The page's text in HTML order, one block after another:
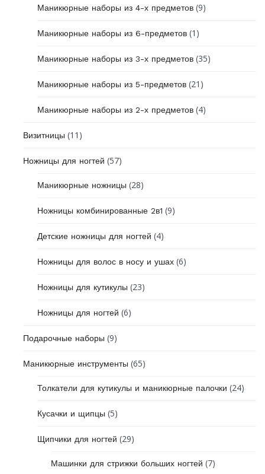
Маникюрные наборы из 4-х предметов (9)
Маникюрные наборы из 6-предметов (1)
Маникюрные наборы из 3-х предметов (35)
Маникюрные наборы из 5-предметов (21)
Маникюрные наборы из 2-х предметов (4)
Визитницы (11)
Ножницы для ногтей (57)
Маникюрные ножницы (28)
Ножницы комбинированные 2в1 (9)
Детские ножницы для ногтей (4)
Ножницы для волос в носу и ушах (6)
Ножницы для кутикулы (23)
Ножницы для ногтей (6)
Подарочные наборы (9)
Маникюрные инструменты (65)
Толкатели для кутикулы и маникюрные палочки (24)
Кусачки и щипцы (5)
Щипчики для ногтей (29)
Машинки для стрижки больших ногтей (7)